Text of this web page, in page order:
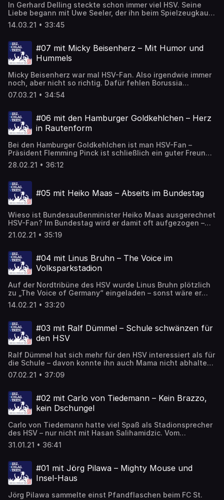
In Gerhard Delling steckte schon immer viel HSV. Seine
Liebe begann mit Uwe Seeler, der ihn beim Spielzeugkauf
beriet. Seine Karriere begann mit einem knorrigen Ernst
Happel. Und Günter Netzer führte er auf und übers
Anruf. Der wird übrigens Ralf Rangnick. Aber nur, wenn der
HSV in die Bundesliga aufsteigt.
14.03.21 • 33:45
#07 mit Micky Beisenherz – Mit Humor und
Hummels
Micky Beisenherz war mal HSV-Fan. Also irgendwie immer
noch, aber nicht so richtig. Dafür fehlen Borussia
Dortmund, Rafael van der Vaart und eine gnädige
Dummheit. Stattdessen hat die Bundesliga ja nun Schalke
einfache Tipps, falls Sie auch mal einen guten Witz
schreiben wollen. Mit Humor und Hummels. Aber der FC
Bayern des Nordens wird keiner von Ihnen.
07.03.21 • 34:54
#06 mit den Hamburger Goldkehlchen – Herz
in Rautenform
Bei den Hamburger Goldkehlchen ist man HSV-Fan –
Präsident Flemming Pinck ist schließlich ein guter Freund
von Jonas Boldt und Christian Stübinger plötzlich HSV-
Stadionsprecher. Gut möglich, dass nun eine Sackgasse in
Chor keiner singen kann, wären sie fast beim Eurovision
Song Contest gelandet. Denn Mitglied kann jeder werden
– selbst Menderes. Und gut verkleidete Frauen.
28.02.21 • 36:12
#05 mit Heiko Maas – Abseits im Bundestag
Wieso ist Bundesaußenminister Heiko Maas ausgerechnet
HSV-Fan? Im Bundestag wird er damit oft aufgezogen –
und erst recht zu Hause von seinen Söhnen. Doch selbst
in der SPD ist man bei Vereinsliebe konservativ, auch
Fußballnationalspieler nicht erfüllen konnte. Vielleicht
klappt es dafür dieses Jahr ja mit dem Aufstieg, am
besten ohne Corona und mit vielen Fans. Und ohne
21.02.21 • 35:19
#04 mit Linus Bruhn – The Voice im
Volksparkstadion
Auf der Nordtribüne des HSV wurde Linus Bruhn plötzlich
zu „The Voice of Germany“ eingeladen – sonst wäre er
vermutlich mit Papa vorzeitig aus dem Stadion geflüchtet.
Geflüchtet ist der junge Musiker auch vor seinem
David Jarolim und der Zeitung – sonst hätte seine Tarzan-
Karriere nie begonnen. Und mitten in der Sendung singt er
plötzlich spontan einen seiner eigenen Songs.
14.02.21 • 33:20
#03 mit Ralf Dümmel – Schule schwänzen für
den HSV
Ralf Dümmel hat sich mehr für den HSV interessiert als für
die Schule – davon konnte ihn auch Mama nicht abhalten.
Dabei wollte der Unternehmer eigentlich LKW-Fahrer
werden, bis er zum Babysitten gezwungen wurde. Jetzt
Stadion – denn in Sandhausen und Heidenheim hat er
keine Freunde. Und dann ruft er plötzlich mitten in der
Sendung einen Telefonjoker an.
07.02.21 • 37:09
#02 mit Carlo von Tiedemann – Kein Brazzo,
kein Dschungel
Carlo von Tiedemann hatte viel Spaß als Stadionsprecher
des HSV – nur nicht mit Hasan Salihamidzic. Vom
Bundesliga-Aufstieg will er lieber noch nicht reden,
sondern erzählt stattdessen lustige Anekdoten von HSV-
Flickflack vor dem NDR und einem Fallschirmsprung. Und
was bisher niemand wusste: Dem RTL-Dschungelcamp hat
er lachend abgesagt.
31.01.21 • 36:41
#01 mit Jörg Pilawa – Mighty Mouse und
Insel-Haus
Jörg Pilawa sammelte einst Pfandflaschen beim FC St.